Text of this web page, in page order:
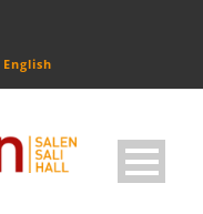
English